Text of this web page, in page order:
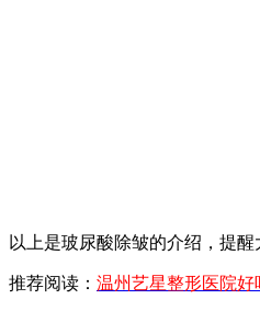
以上是玻尿酸除皱的介绍，提
推荐阅读： 温州艺星整形医院好